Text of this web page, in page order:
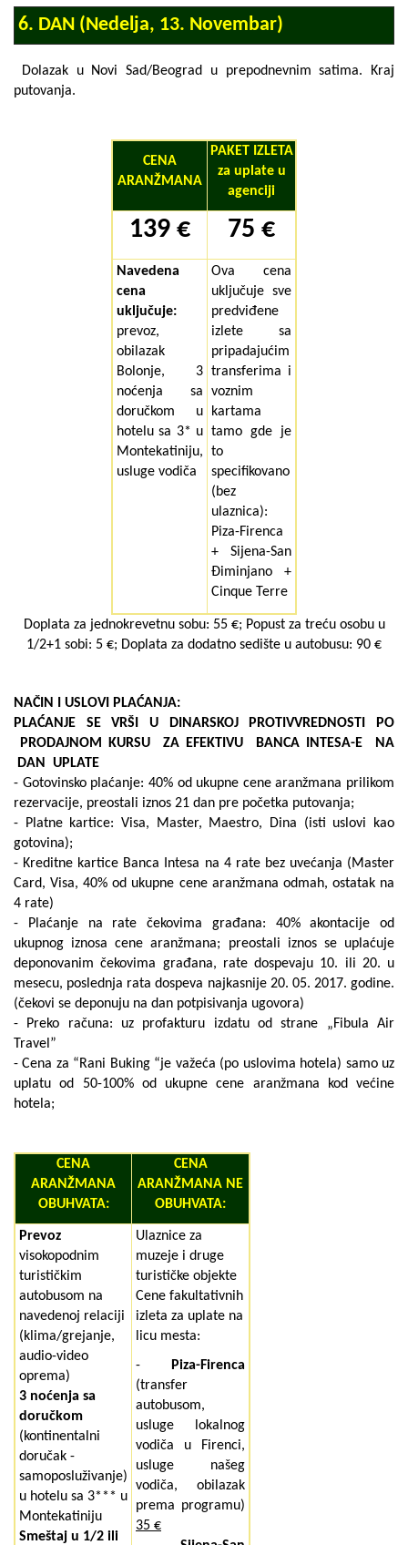
6. DAN (Nedelja, 13. Novembar)
Dolazak u Novi Sad/Beograd u prepodnevnim satima.
Kraj
putovanja.
CENA
ARANŽMANA
PAKET IZLETA
za uplate u
agenciji
139 € 75 €
Navedena
cena
uključuje:
prevoz,
obilazak
Bolonje, 3
noćenja sa
doručkom u
hotelu sa 3* u
Montekatiniju,
usluge vodiča
Ova cena
uključuje sve
predviđene
izlete sa
pripadajućim
transferima i
voznim
kartama
tamo gde je
to
specifikovano
(bez
ulaznica):
Piza-Firenca
+ Sijena-San
Điminjano +
Cinque Terre
Doplata za jednokrevetnu sobu: 55 €; Popust za treću osobu u
1/2+1 sobi: 5 €; Doplata za dodatno sedište u autobusu: 90 €
NAČIN I USLOVI PLAĆANJA:
PLAĆANJE SE VRŠ U DINARSKOJ PROTIVVREDNOSTI
PO
PRODAJNOM
KURSU ZA EFEKTIVU BANCA INTESA-E
NA
DAN
UPLATE
- Gotovinsko plaćanje: 40% od ukupne cene aranžmana prilikom
rezervacije, preostali iznos 21 dan pre početka putovanja;
- Platne kartice: Visa, Master, Maestro, Dina (isti uslovi kao
gotovina);
- Kreditne kartice Banca Intesa na 4 rate bez uvećanja (Master
Card, Visa, 40% od ukupne cene aranžmana odmah, ostatak na
4 rate)
- Plaćanje na rate čekovima građana: 40% akontacije od
ukupnog iznosa cene aranžmana; preostali iznos se uplaćuje
deponovanim čekovima građana, rate dospevaju 10. ili 20. u
mesecu, poslednja rata dospeva najkasnije 20. 05. 2017. godine.
(čekovi se deponuju na dan potpisivanja ugovora)
- Preko računa: uz profakturu izdatu od strane „Fibula Air
Travel”
- Cena za “Rani Buking “je važeća (po uslovima hotela) samo uz
uplatu od 50-100% od ukupne cene aranžmana kod većine
hotela;
CENA
ARANŽMANA
OBUHVATA:
CENA
ARANŽMANA NE
OBUHVATA:
Prevoz
visokopodnim
turističkim
autobusom na
navedenoj relaciji
(klima/grejanje,
audio-video
oprema)
3 noćenja sa
doručkom
(kontinentalni
doručak -
samoposluživanje)
u hotelu sa 3*** u
Montekatiniju
Smeštaj u 1/2 ili
Ulaznice za
muzeje i druge
turističke objekte
Cene fakultativnih
izleta za uplate na
licu mesta:
-
Piza-Firenca
(transfer
autobusom,
usluge lokalnog
vodiča u Firenci,
usluge našeg
vodiča, obilazak
prema programu)
35 €